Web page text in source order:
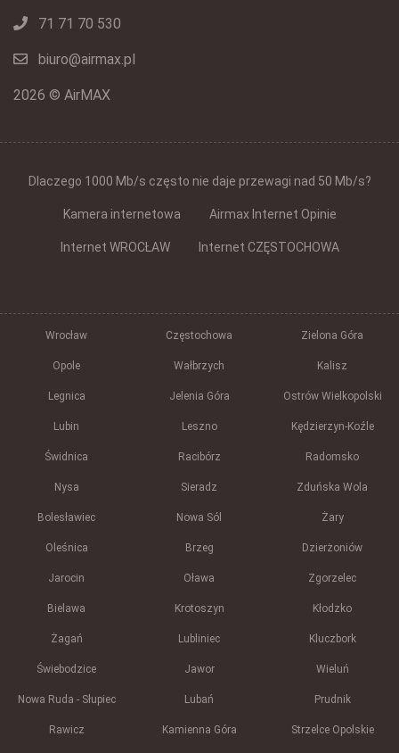
71 71 70 530
biuro@airmax.pl
2026 © AirMAX
Dlaczego 1000 Mb/s często nie daje przewagi nad 50 Mb/s?
Kamera internetowa Airmax Internet Opinie
Internet WROCŁAW Internet CZĘSTOCHOWA
Wrocław Częstochowa Zielona Góra
Opole Wałbrzych Kalisz
Legnica Jelenia Góra Ostrów Wielkopolski
Lubin Leszno Kędzierzyn-Koźle
Świdnica Racibórz Radomsko
Nysa Sieradz Zduńska Wola
Bolesławiec Nowa Sól Żary
Oleśnica Brzeg Dzierżoniów
Jarocin Oława Zgorzelec
Bielawa Krotoszyn Kłodzko
Żagań Lubliniec Kluczbork
Świebodzice Jawor Wieluń
Nowa Ruda - Słupiec Lubań Prudnik
Rawicz Kamienna Góra Strzelce Opolskie